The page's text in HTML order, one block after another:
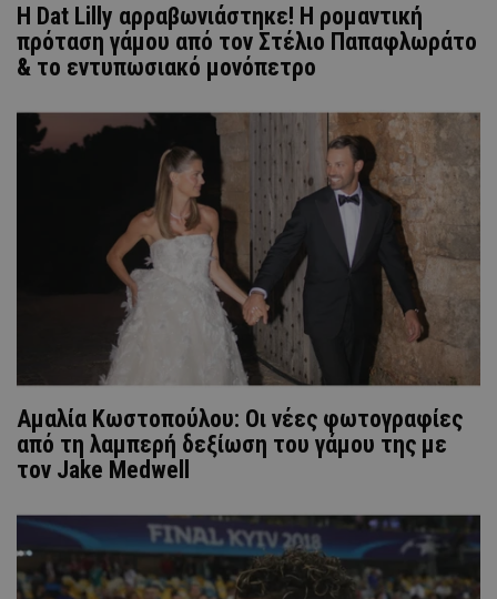
Η Dat Lilly αρραβωνιάστηκε! Η ρομαντική
πρόταση γάμου από τον Στέλιο Παπαφλωράτο
& το εντυπωσιακό μονόπετρο
Αμαλία Κωστοπούλου: Οι νέες φωτογραφίες
από τη λαμπερή δεξίωση του γάμου της με
τον Jake Medwell